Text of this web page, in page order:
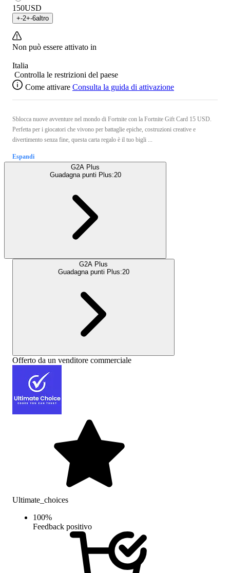
150USD
+-2+-6altro
Non può essere attivato in
Italia
Controlla le restrizioni del paese
Come attivare Consulta la guida di attivazione
Sblocca nuove avventure nel mondo di Fortnite con la Fortnite Gift Card 15 USD.
Perfetta per i giocatori che vivono per battaglie epiche, costruzioni creative e
divertimento senza fine, questa carta regalo è il tuo bigli ...
Espandi
G2A Plus
Guadagna punti Plus:20
G2A Plus
Guadagna punti Plus:20
Offerto da un venditore commerciale
Ultimate_choices
100%
Feedback positivo